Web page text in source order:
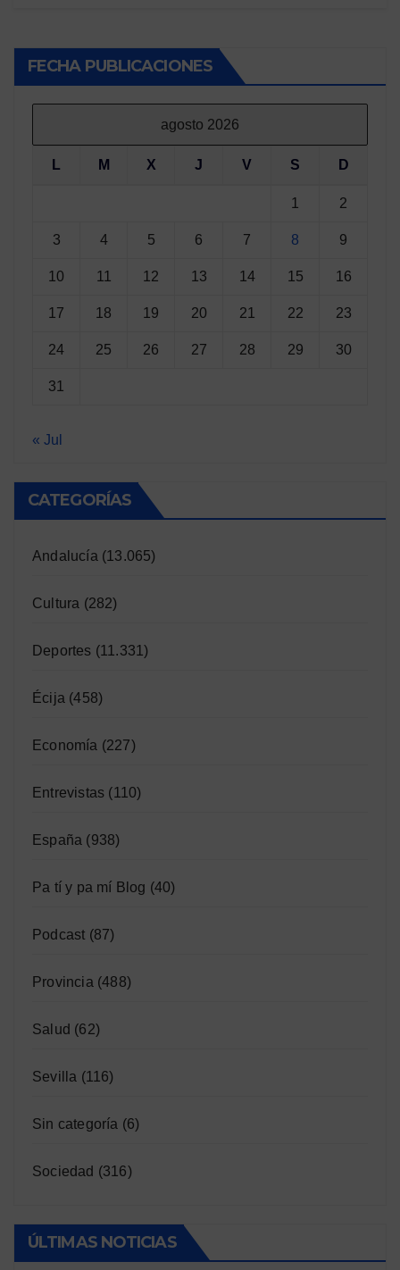
FECHA PUBLICACIONES
agosto 2026
L M X J V S D
1 2
3 4 5 6 7 8 9
10 11 12 13 14 15 16
17 18 19 20 21 22 23
24 25 26 27 28 29 30
31
« Jul
CATEGORÍAS
Andalucía (13.065)
Cultura (282)
Deportes (11.331)
Écija (458)
Economía (227)
Entrevistas (110)
España (938)
Pa tí y pa mí Blog (40)
Podcast (87)
Provincia (488)
Salud (62)
Sevilla (116)
Sin categoría (6)
Sociedad (316)
ÚLTIMAS NOTICIAS